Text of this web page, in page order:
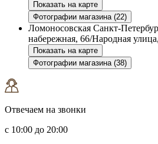
Показать на карте
Фотографии магазина (22)
Ломоносовская Санкт-
набережная, 66/Народная
Показать на карте
Фотографии магазина (38)
Отвечаем на звонки
с 10:00 до 20:00